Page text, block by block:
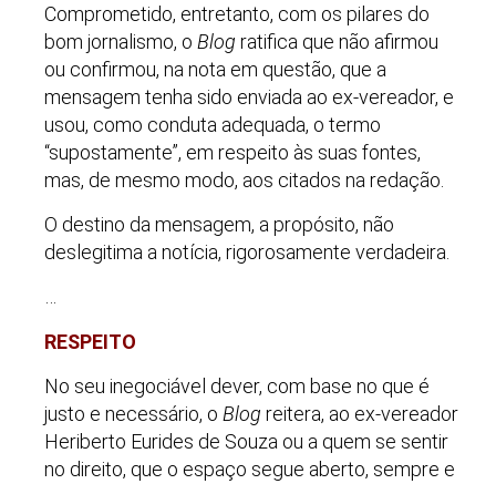
Comprometido, entretanto, com os pilares do
bom jornalismo, o Blog ratifica que não afirmou
ou confirmou, na nota em questão, que a
mensagem tenha sido enviada ao ex-vereador, e
usou, como conduta adequada, o termo
“supostamente”, em respeito às suas fontes,
mas, de mesmo modo, aos citados na redação.
O destino da mensagem, a propósito, não
deslegitima a notícia, rigorosamente verdadeira.
…
RESPEITO
No seu inegociável dever, com base no que é
justo e necessário, o Blog reitera, ao ex-vereador
Heriberto Eurides de Souza ou a quem se sentir
no direito, que o espaço segue aberto, sempre e